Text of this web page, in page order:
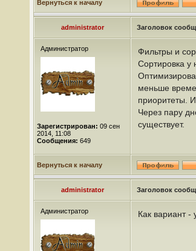
Вернуться к началу
administrator Заголовок
Администратор
Зарегистрирован: 09 сен
2014, 11:08
Сообщения: 649
Фильтры и
Сортировка у
меньше
приоритеты.
Через пару
существует.
Вернуться к началу
administrator Заголовок
Администратор Как вариант -